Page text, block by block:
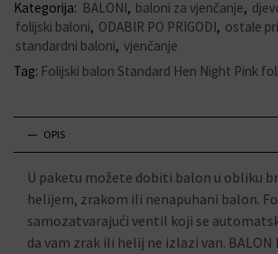
Kategorija: BALONI, baloni za vjenčanje,
folijski baloni, ODABIR PO PRIGODI, ostale
standardni baloni, vjenčanje
Tag: Folijski balon Standard Hen Night Pink
OPIS
U paketu možete dobiti balon u obliku
helijem, zrakom ili nenapuhani balon.
samozatvarajući ventil koji se
da vam zrak ili helij ne izlazi van. BALON